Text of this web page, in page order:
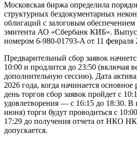
Московская биржа определила
структурных бездокументарных
облигаций с залоговым
эмитента АО «Сбербанк КИБ».
номером 6-980-01793-A от 11 февраля
Предварительный сбор заявок
10:00 и продлится до 23:50 (включая
дополнительную сессию). Дата
2026 года, когда начинается
день торгов сбор заявок пройдет с
удовлетворения — с 16:15 до 18:30.
июня) торги будут проводиться с
17:29 до получения отчета от НКО
допускается.